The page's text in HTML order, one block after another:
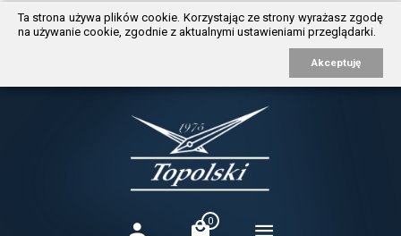
https://www.traditionrolex.com/3
Ta strona używa plików cookie. Korzystając ze strony wyrażasz zgodę
na używanie cookie, zgodnie z aktualnymi ustawieniami przeglądarki.
Akceptuję
0